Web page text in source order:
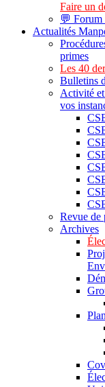
Faire un
💬
Actualités
primes
Les 40
Bulletins
Activité
vos
Revue de
Archives